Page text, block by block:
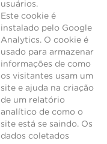
usuários.
Este cookie é
instalado pelo Google
Analytics. O cookie é
usado para armazenar
informações de como
os visitantes usam um
site e ajuda na criação
de um relatório
analítico de como o
site está se saindo. Os
dados coletados